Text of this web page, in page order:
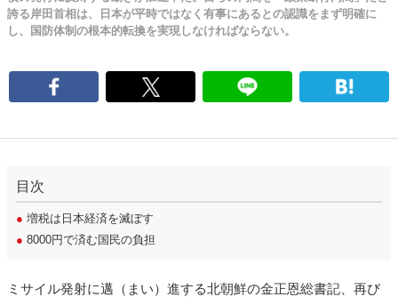
誇る岸田首相は、日本が平時ではなく有事にあるとの認識をまず明確に
し、国防体制の根本的転換を実現しなければならない。
目次
● 増税は日本経済を滅ぼす
● 8000円で済む国民の負担
ミサイル発射に邁（まい）進する北朝鮮の金正恩総書記、再び